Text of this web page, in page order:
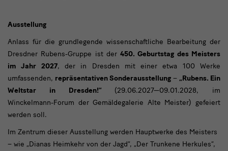
Ausstellung
Anlass für die grundlegende wissenschaftliche Bearbeitung der
Dresdner Rubens-Gruppe ist der450. Geburtstag des Meisters
im Jahr 2027, der in Dresden mit einer etwa 100 Werke
umfassenden, repräsentativen Sonderausstellung – „Rubens. Ein
Weltstar in Dresden!“ (29.06.2027—09.01.2028, im
Winckelmann-Forum der Gemäldegalerie Alte Meister) gefeiert
werden soll.
Im Zentrum dieser Ausstellung werden Hauptwerke des Meisters
– wie „Dianas Heimkehr von der Jagd“, „Der Trunkene Herkules“,